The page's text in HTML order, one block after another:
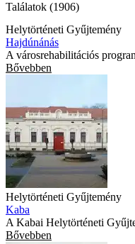
Találatok (1906)
Helytörténeti Gyűjtemény
Hajdúnánás
A városrehabilitációs
Bővebben
Helytörténeti Gyűjtemény
Kaba
A Kabai Helytörténeti
Bővebben